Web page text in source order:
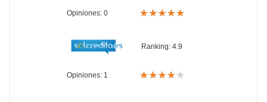
Opiniones: 0
Ranking: 4.9
Opiniones: 1